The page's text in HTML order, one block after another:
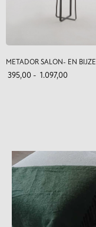
METADOR SALON- EN
395,00 - 1.097,00
Kunnen
helpen?